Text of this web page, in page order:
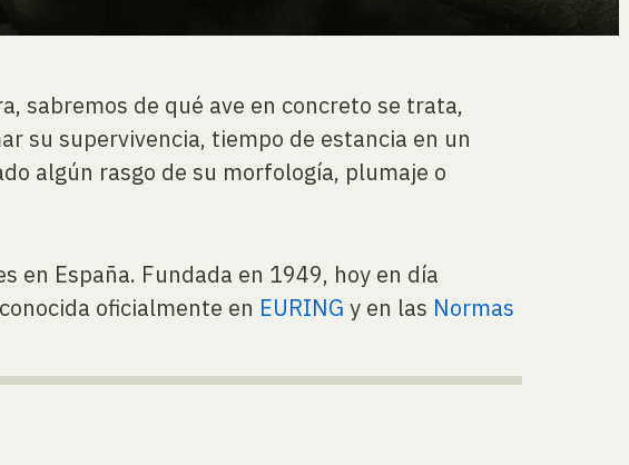
sabremos de qué ave en concreto se trata,
su supervivencia, tiempo de estancia en un
algún rasgo de su morfología, plumaje o
en España. Fundada en 1949, hoy en día
oficialmente en EURING y en las Normas